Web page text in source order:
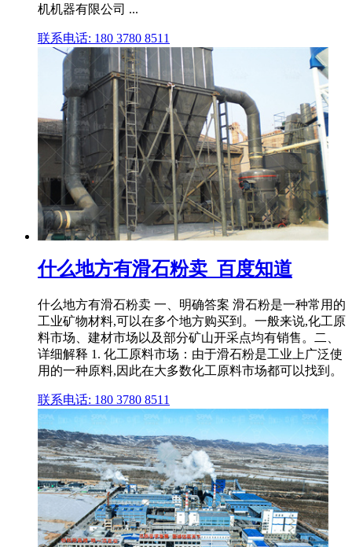
机机器有限公司 ...
联系电话: 180 3780 8511
什么地方有滑石粉卖_百度知道
什么地方有滑石粉卖 一、明确答案 滑石粉是一种常用的
工业矿物材料,可以在多个地方购买到。一般来说,化工原
料市场、建材市场以及部分矿山开采点均有销售。二、
详细解释 1. 化工原料市场：由于滑石粉是工业上广泛使
用的一种原料,因此在大多数化工原料市场都可以找到。
联系电话: 180 3780 8511